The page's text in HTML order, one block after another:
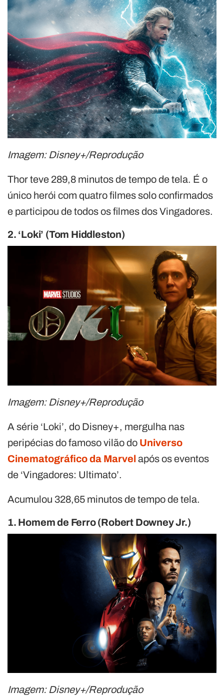
Imagem: Disney+/Reprodução
Thor teve 289,8 minutos de tempo de tela. É o
único herói com quatro filmes solo confirmados
e participou de todos os filmes dos Vingadores.
2. ‘Loki’ (Tom Hiddleston)
Imagem: Disney+/Reprodução
A série ‘Loki’, do Disney+, mergulha nas
peripécias do famoso vilão do Universo
Cinematográfico da Marvel após os eventos
de ‘Vingadores: Ultimato’.
Acumulou 328,65 minutos de tempo de tela.
1. Homem de Ferro (Robert Downey Jr.)
Imagem: Disney+/Reprodução